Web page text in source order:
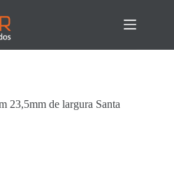
23,5mm de largura Santa